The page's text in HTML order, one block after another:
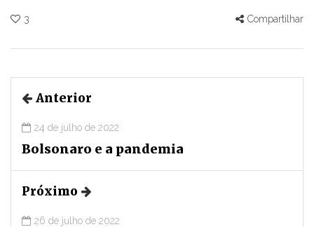
3 Compartilhar
Anterior
24 de julho de 2022
Bolsonaro e a pandemia
Próximo
26 de julho de 2022